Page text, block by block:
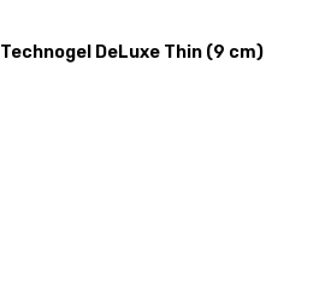
Technogel DeLuxe Thin (9 cm)